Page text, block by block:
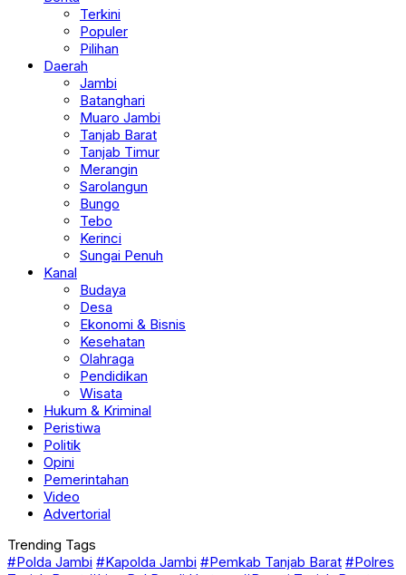
Terkini
Populer
Pilihan
Daerah
Jambi
Batanghari
Muaro Jambi
Tanjab Barat
Tanjab Timur
Merangin
Sarolangun
Bungo
Tebo
Kerinci
Sungai Penuh
Kanal
Budaya
Desa
Ekonomi & Bisnis
Kesehatan
Olahraga
Pendidikan
Wisata
Hukum & Kriminal
Peristiwa
Politik
Opini
Pemerintahan
Video
Advertorial
Trending Tags
#Polda Jambi #Kapolda Jambi #Pemkab Tanjab Barat #Polres